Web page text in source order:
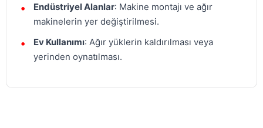
Endüstriyel Alanlar: Makine montajı ve ağır
makinelerin yer değiştirilmesi.
Ev Kullanımı: Ağır yüklerin kaldırılması veya
yerinden oynatılması.